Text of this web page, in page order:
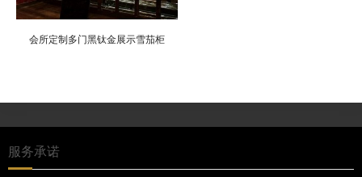
会所定制多门黑钛金展示雪茄柜
服务承诺